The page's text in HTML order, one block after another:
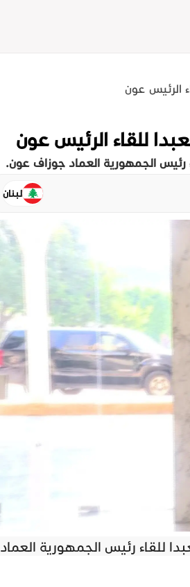
الرئيس عون
للقاء الرئيس عون
رئيس الجمهورية العماد جوزاف عون.
لبنان
للقاء رئيس الجمهورية العماد